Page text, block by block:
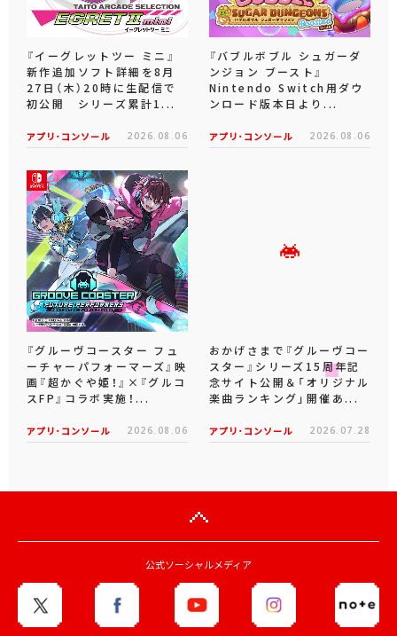
『イーグレットツー ミニ』
新作追加ソフト詳細を8月
27日（木）20時に生配信で
初公開 シリーズ累計1...
アプリ･コンソール 2026.08.06
『バブルボブル シュガーダ
ンジョン ブースト』
Nintendo Switch用ダウ
ンロード版本日より...
アプリ･コンソール 2026.08.06
『グルーヴコースター フュ
ーチャーパフォーマーズ』映
画『超かぐや姫！』×『グルコ
スFP』コラボ実施！...
アプリ･コンソール 2026.08.06
おかげさまで『グルーヴコー
スター』シリーズ15周年記
念サイト公開＆「オリジナル
楽曲ランキング」開催あ...
アプリ･コンソール 2026.07.28
公式ソーシャルメディア